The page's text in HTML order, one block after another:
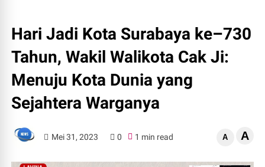
Hari Jadi Kota Surabaya ke–730
Tahun, Wakil Walikota Cak Ji:
Menuju Kota Dunia yang
Sejahtera Warganya
Mei 31, 2023 0 1 min read A A